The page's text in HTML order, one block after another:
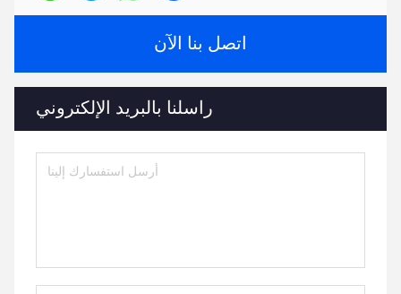
اتصل بنا الآن
راسلنا بالبريد الإلكتروني